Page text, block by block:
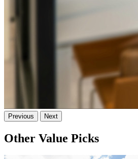
Previous Next
Other Value Picks